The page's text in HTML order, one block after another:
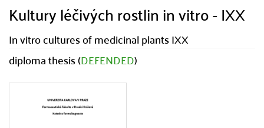
Kultury léčivých rostlin in vitro - IXX
In vitro cultures of medicinal plants IXX
diploma thesis (DEFENDED)